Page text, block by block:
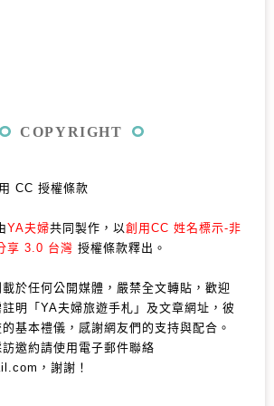
COPYRIGHT
CC 授權條款
YA夫婦共同製作，以 創用CC 姓名標示-非
享 3.0 台灣 授權條款釋出。
於任何公開媒體，嚴禁全文轉貼，歡迎
明「YA夫婦旅遊手札」及文章網址，彼
基本禮儀，感謝網友們的支持與配合。
邀約請使用電子郵件聯絡
，謝謝！